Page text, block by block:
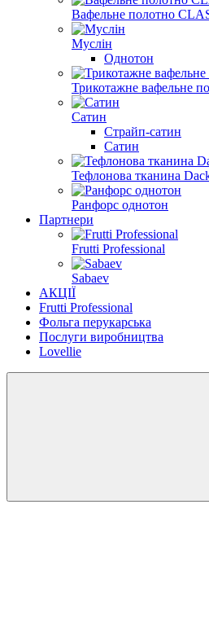
Вафельне полотно
Муслін
Однотон
Трикотажне вафельне
Сатин
Страйп-сатин
Сатин
Тефлонова тканина
Ранфорс однотон
Партнери
Frutti Professional
Sabaev
АКЦІЇ
Frutti Professional
Фольга перукарська
Послуги виробництва
Lovellie